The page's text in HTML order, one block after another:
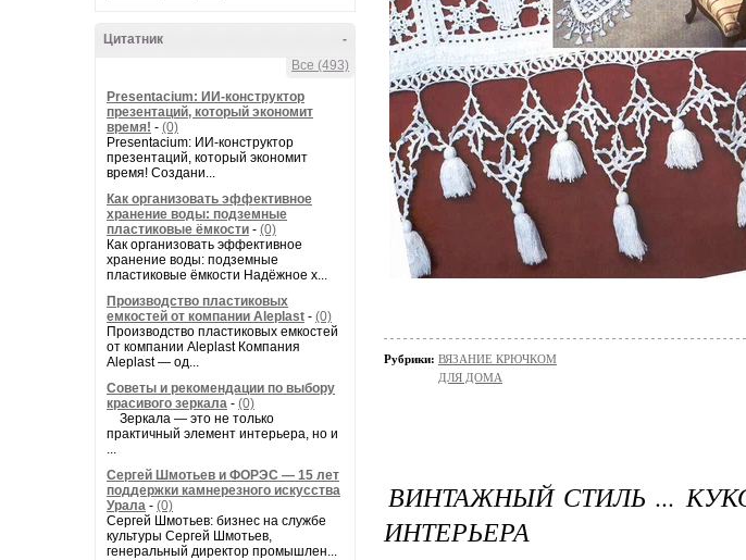
-
Цитатник
Все (493)
Presentacium: ИИ‑конструктор
презентаций, который экономит
время! - (0)
Presentacium: ИИ‑конструктор
презентаций, который экономит
время! Создани...
Как организовать эффективное
хранение воды: подземные
пластиковые ёмкости - (0)
Как организовать эффективное
хранение воды: подземные
пластиковые ёмкости Надёжное х...
Производство пластиковых
емкостей от компании Aleplast - (0)
Производство пластиковых емкостей
от компании Aleplast Компания
Aleplast — од...
Советы и рекомендации по выбору
красивого зеркала - (0)
Зеркала — это не только
практичный элемент интерьера, но и
...
Сергей Шмотьев и ФОРЭС — 15 лет
поддержки камнерезного искусства
Урала - (0)
Сергей Шмотьев: бизнес на службе
культуры Сергей Шмотьев,
генеральный директор промышлен...
Рубрики: ВЯЗАНИЕ КРЮЧКОМ
ДЛЯ ДОМА
ВИНТАЖНЫЙ СТИЛЬ ...
ИНТЕРЬЕРА